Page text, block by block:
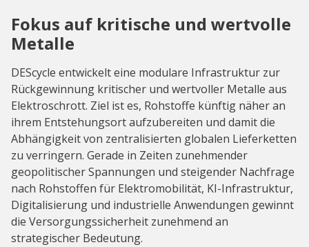
Fokus auf kritische und wertvolle
Metalle
DEScycle entwickelt eine modulare Infrastruktur zur
Rückgewinnung kritischer und wertvoller Metalle aus
Elektroschrott. Ziel ist es, Rohstoffe künftig näher an
ihrem Entstehungsort aufzubereiten und damit die
Abhängigkeit von zentralisierten globalen Lieferketten
zu verringern. Gerade in Zeiten zunehmender
geopolitischer Spannungen und steigender Nachfrage
nach Rohstoffen für Elektromobilität, KI-Infrastruktur,
Digitalisierung und industrielle Anwendungen gewinnt
die Versorgungssicherheit zunehmend an
strategischer Bedeutung.